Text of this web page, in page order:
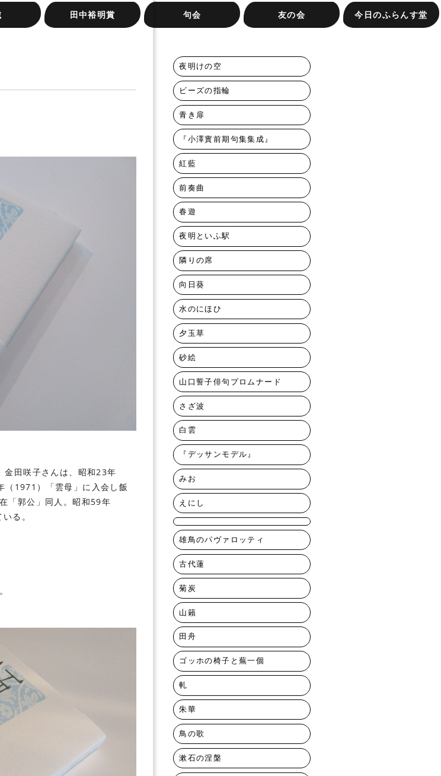
田中裕明賞 句会 友の会 今日のふらんす堂
金田咲子さんは、昭和23年
（1971）「雲母」に入会し飯
「郭公」同人。昭和59年
る。
夜明けの空
ビーズの指輪
青き扉
『小澤實前期句集集成』
紅藍
前奏曲
春遊
夜明といふ駅
隣りの席
向日葵
水のにほひ
夕玉草
砂絵
山口誓子俳句プロムナード
さざ波
白雲
『デッサンモデル』
みお
えにし
雄鳥のパヴァロッティ
古代蓮
菊炭
山籟
田舟
ゴッホの椅子と蕪一個
軋
朱華
鳥の歌
漱石の涅槃